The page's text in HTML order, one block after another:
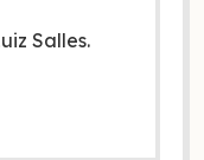
Salles.